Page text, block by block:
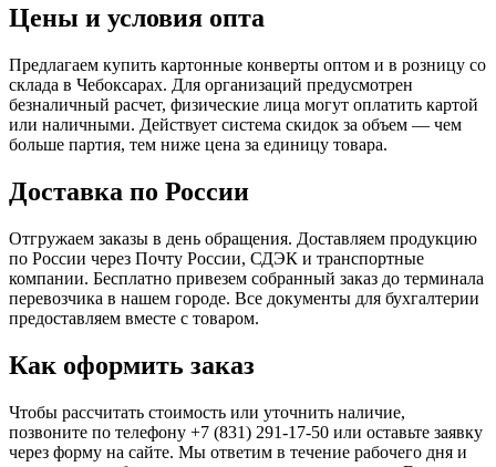
Цены и условия опта
Предлагаем купить картонные конверты оптом и в розницу со
склада в Чебоксарах. Для организаций предусмотрен
безналичный расчет, физические лица могут оплатить картой
или наличными. Действует система скидок за объем — чем
больше партия, тем ниже цена за единицу товара.
Доставка по России
Отгружаем заказы в день обращения. Доставляем продукцию
по России через Почту России, СДЭК и транспортные
компании. Бесплатно привезем собранный заказ до терминала
перевозчика в нашем городе. Все документы для бухгалтерии
предоставляем вместе с товаром.
Как оформить заказ
Чтобы рассчитать стоимость или уточнить наличие,
позвоните по телефону +7 (831) 291-17-50 или оставьте заявку
через форму на сайте. Мы ответим в течение рабочего дня и